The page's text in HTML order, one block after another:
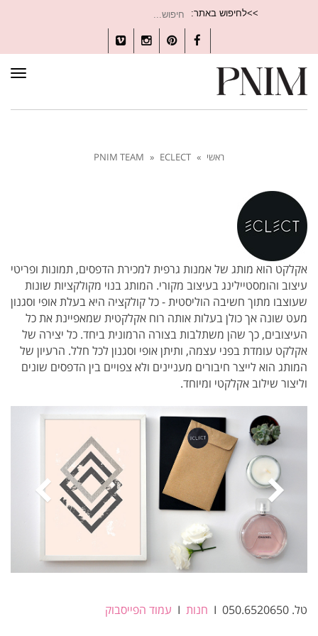
>>לחיפוש באתר:
עבור:
Facebook
Pinterest
Instagram
Vimeo
ראשי »
PNIM TEAM » ECLECT
אקלקט הוא מותג של אמנות גרפית למכירת הדפסים, תמונות ופריטי
עיצוב והומסטיילינג בעיצוב מקורי. המותג בנוי מקולקציות שונות
שעוצבו מתוך חשיבה הוליסטית - כל קולקציה היא בעלת אופי וסגנון
מעט שונה אך כולן בעלות אותה רוח אקלקטית שמאפיינת את כל
העיצובים, כך שהן משתלבות בצורה הרמונית ביחד. כל יצירה של
אקלקט עומדת בפני עצמה, ותיתן אופי וסגנון לכל חלל. הרעיון של
המותג הוא לייצר חיבורים מעניינים ולא צפויים בין הדפסים שונים
וליצור שילוב אקלקטי ומיוחד.
טל. 050.6520650 I חנות עמוד הפייסבוק